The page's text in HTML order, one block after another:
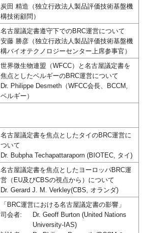
炭田 精造（独立行政法人製品評価技術基盤機
構技術顧問）
名古屋議定書遵守下でのBRC運営について
安藤 勝彦（独立行政法人製品評価技術基盤機
構バイオテクノロジーセンター上席参事官）
世界微生物連盟（WFCC）と名古屋議定書を
焦点としたベルギーのBRC運営について
Dr. Philippe Desmeth（WFCC会長、BCCM,
ベルギー）
名古屋議定書を焦点としたタイのBRC運営に
ついて
Dr. Bubpha Techapattaraporn (BIOTEC, タイ)
名古屋議定書を焦点としたヨーロッパBRC運
営（EU及びCBSの視点から）について
Dr. Gerard J. M. Verkley(CBS, オランダ)
「BRC運営における名古屋議定書の影響」
司会者:
Dr. Geoff Burton (United Nations
University-IAS)